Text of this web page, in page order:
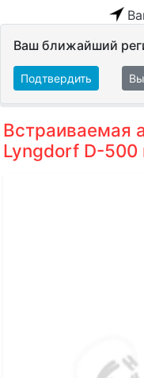
Ваш ближайший
Подтвердить
Встраиваемая
Lyngdorf D-500